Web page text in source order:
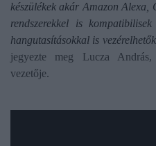
készülékek akár Amazon
rendszerekkel is
hangutasításokkal is
jegyezte meg Lucza
vezetője.